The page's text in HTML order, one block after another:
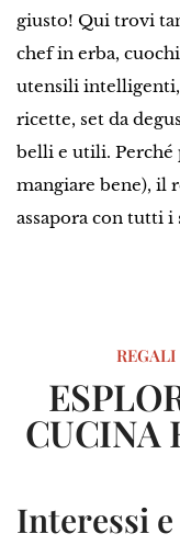
giusto! Qui trovi
chef in erba,
utensili
ricette, set da
belli e utili. Perché
mangiare bene), il
assapora con tutti i
REGALI
CUCINA
Interessi